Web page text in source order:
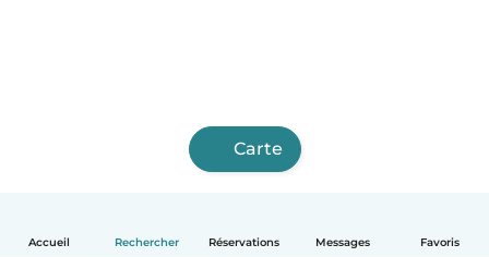
Accueil Rechercher Réservations Messages Favoris
Carte